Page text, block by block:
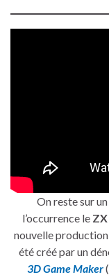
On reste sur
l’occurrence le
nouvelle production
été créé par un
3D Game Maker